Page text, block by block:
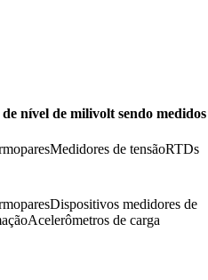
de nível de milivolt sendo medidos
de tensãoRTDs
medidores de
de carga